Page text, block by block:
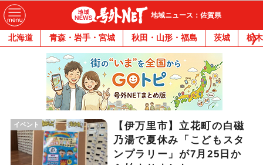
地域ニュース：佐賀県
北海道 青森・岩手・宮城 秋田・山形・福島 茨城 栃木
イベント
【伊万里市】立花町の白磁
乃湯で夏休み「こどもスタ
ンプラリー」が7月25日か